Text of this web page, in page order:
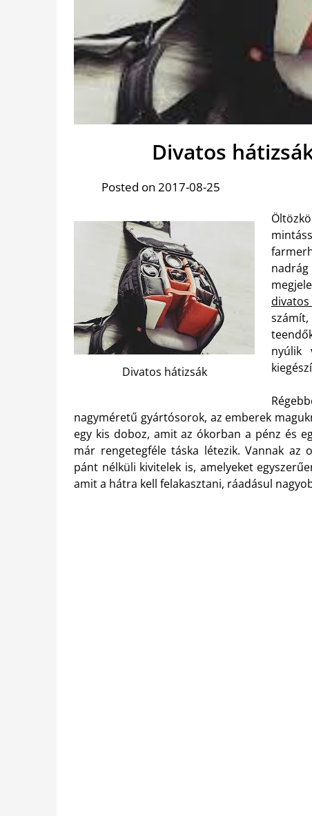
Divatos
Posted on 2017-08-25
Divatos hátizsák
nyúlik
nagyméretű gyártósorok, az emberek
egy kis doboz, amit az ókorban a pénz és
már rengetegféle táska létezik. Vannak az
pánt nélküli kivitelek is, amelyeket
amit a hátra kell felakasztani, ráadásul